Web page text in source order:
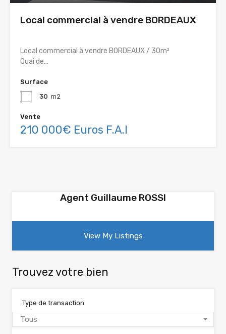
Local commercial à vendre BORDEAUX
Local commercial à vendre BORDEAUX / 30m²
Quai de…
Surface
30 m2
Vente
210 000€ Euros F.A.I
Agent Guillaume ROSSI
View My Listings
Trouvez votre bien
Type de transaction
Tous